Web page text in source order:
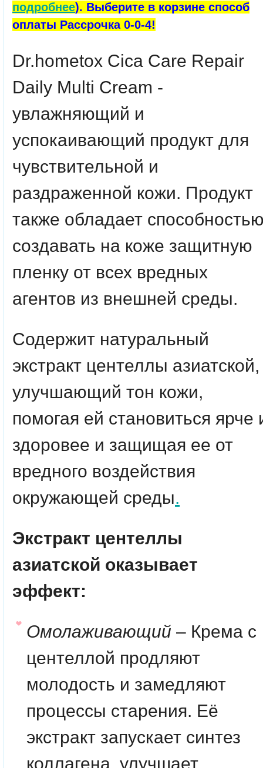
подробнее). Выберите в корзине способ
оплаты Рассрочка 0-0-4!
Dr.hometox Cica Care Repair
Daily Multi Cream -
увлажняющий и
успокаивающий продукт для
чувствительной и
раздраженной кожи. Продукт
также обладает
создавать на коже защитную
пленку от всех вредных
агентов из внешней среды.
Содержит натуральный
экстракт центеллы азиатской,
улучшающий тон кожи,
помогая ей становиться ярче
здоровее и защищая ее от
вредного воздействия
окружающей среды.
Экстракт центеллы
азиатской оказывает
эффект:
Омолаживающий – Крема с
центеллой продляют
молодость и замедляют
процессы старения. Её
экстракт запускает синтез
коллагена, улучшает